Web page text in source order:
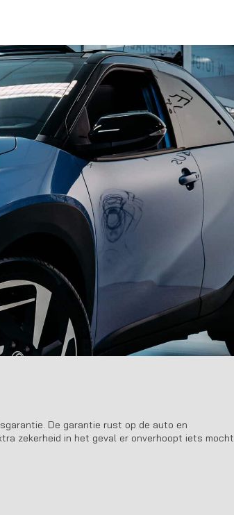
De garantie rust op de auto en
zekerheid in het geval er onverhoopt iets mocht